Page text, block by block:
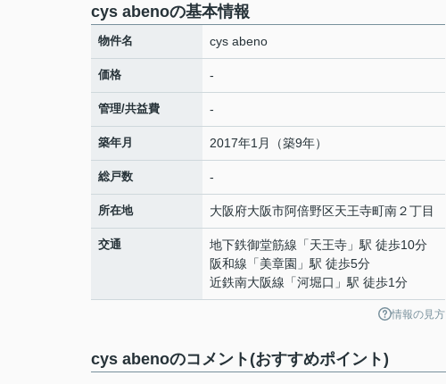
cys abenoの基本情報
物件名 cys abeno
価格 -
管理/共益費 -
築年月 2017年1月（築9年）
総戸数 -
所在地 大阪府大阪市阿倍野区天王寺町南２丁目
交通 地下鉄御堂筋線 「天王寺 」駅 徒歩10分
阪和線 「美章園 」駅 徒歩5分
近鉄南大阪線 「河堀口 」駅 徒歩1分
情報の見方
cys abenoのコメント(おすすめポイント)